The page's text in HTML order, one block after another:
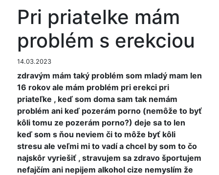
Pri priatelke mám
problém s erekciou
14.03.2023
zdravým mám taký problém som mladý mam len
16 rokov ale mám problém pri erekci pri
priateľke , keď som doma sam tak nemám
problém ani keď pozerám porno (nemôže to byť
kôli tomu ze pozerám porno?) deje sa to len
keď som s ňou neviem či to môže byť kôli
stresu ale veľmi mi to vadí a chcel by som to čo
najskôr vyriešiť , stravujem sa zdravo športujem
nefajčím ani nepijem alkohol cize nemyslím že